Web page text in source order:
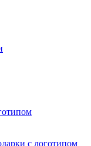
с логотипом